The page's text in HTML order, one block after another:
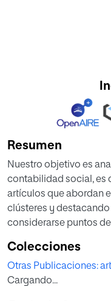
Resumen
Nuestro objetivo es
contabilidad social, es
artículos que abordan
clústeres y
considerarse puntos
de este campo del
(aquellos que reciben
período de tiempo). Se
Colecciones
Otras Publicaciones:
Cargando...